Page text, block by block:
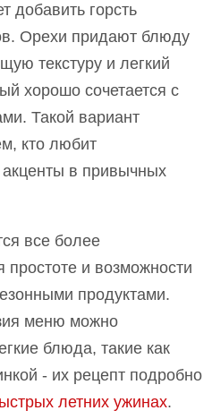
добавить горсть
Орехи придают блюду
текстуру и легкий
хорошо сочетается с
Такой вариант
кто любит
в привычных
все более
и возможности
продуктами.
меню можно
блюда, такие как
- их рецепт подробно
летних ужинах.